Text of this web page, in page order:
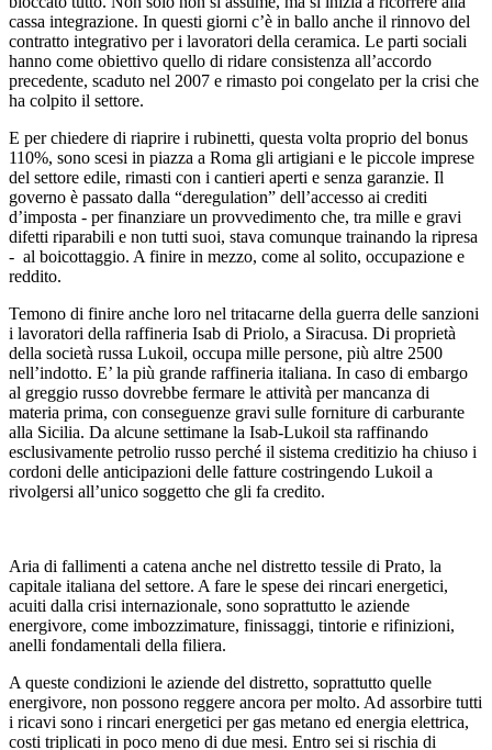
cassa integrazione. In questi giorni c’è in ballo anche il rinnovo del
contratto integrativo per i lavoratori della ceramica. Le parti sociali
hanno come obiettivo quello di ridare consistenza all’accordo
precedente, scaduto nel 2007 e rimasto poi congelato per la crisi che
ha colpito il settore.
E per chiedere di riaprire i rubinetti, questa volta proprio del bonus
110%, sono scesi in piazza a Roma gli artigiani e le piccole imprese
del settore edile, rimasti con i cantieri aperti e senza garanzie. Il
governo è passato dalla “deregulation” dell’accesso ai crediti
d’imposta - per finanziare un provvedimento che, tra mille e gravi
difetti riparabili e non tutti suoi, stava comunque trainando la ripresa
- al boicottaggio. A finire in mezzo, come al solito, occupazione e
reddito.
Temono di finire anche loro nel tritacarne della guerra delle sanzioni
i lavoratori della raffineria Isab di Priolo, a Siracusa. Di proprietà
della società russa Lukoil, occupa mille persone, più altre 2500
nell’indotto. E’ la più grande raffineria italiana. In caso di embargo
al greggio russo dovrebbe fermare le attività per mancanza di
materia prima, con conseguenze gravi sulle forniture di carburante
alla Sicilia. Da alcune settimane la Isab-Lukoil sta raffinando
esclusivamente petrolio russo perché il sistema creditizio ha chiuso i
cordoni delle anticipazioni delle fatture costringendo Lukoil a
rivolgersi all’unico soggetto che gli fa credito.
Aria di fallimenti a catena anche nel distretto tessile di Prato, la
capitale italiana del settore. A fare le spese dei rincari energetici,
acuiti dalla crisi internazionale, sono soprattutto le aziende
energivore, come imbozzimature, finissaggi, tintorie e rifinizioni,
anelli fondamentali della filiera.
A queste condizioni le aziende del distretto, soprattutto quelle
energivore, non possono reggere ancora per molto. Ad assorbire tutti
i ricavi sono i rincari energetici per gas metano ed energia elettrica,
costi triplicati in poco meno di due mesi. Entro sei si rischia di